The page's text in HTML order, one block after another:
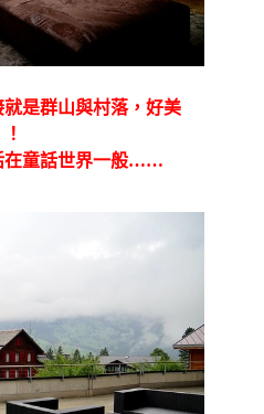
是群山與村落，好美
在童話世界一般……